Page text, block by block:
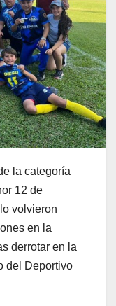
la categoría
12 de
volvieron
en la
derrotar en la
del Deportivo